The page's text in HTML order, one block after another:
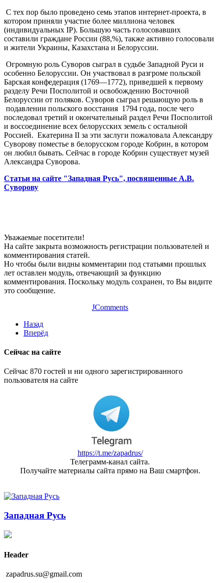
С тех пор было проведено семь этапов интернет-проекта, в
котором приняли участие более миллиона человек
(индивидуальных IP). Большую часть голосовавших
составили граждане России (88,%), также активно голосовали
и жители Украины, Казахстана и Белоруссии.
Огромную роль Суворов сыграл в судьбе Западной Руси и
особенно Белоруссии. Он участвовал в разгроме польской
Барская конфедерация (1769—1772), приведшей к первому
разделу Речи Посполитой и освобождению Восточной
Белоруссии от поляков. Суворов сыграл решающую роль в
подавлении польского восстания 1794 года, после чего
последовал третий и окончательный раздел Речи Посполитой
и воссоединение всех белорусских земель с остальной
Россией. Екатерина II за эти заслуги пожаловала Александру
Суворову поместье в белорусском городе Кобрин, в котором
он любил бывать. Сейчас в городе Кобрин существует музей
Александра Суворова.
Статьи на сайте "Западная Русь", посвященные А.В.
Суворову
Уважаемые посетители!
На сайте закрыта возможность регистрации пользователей и
комментирования статей.
Но чтобы были видны комментарии под статьями прошлых
лет оставлен модуль, отвечающий за функцию
комментирования. Поскольку модуль сохранен, то Вы видите
это сообщение.
JComments
Назад
Вперёд
Сейчас на сайте
Сейчас 870 гостей и ни одного зарегистрированного
пользователя на сайте
https://t.me/zapadrus/
Телеграмм-канал сайта.
Получайте материалы сайта прямо на Ваш смартфон.
Западная Русь
Header
zapadrus.su@gmail.com